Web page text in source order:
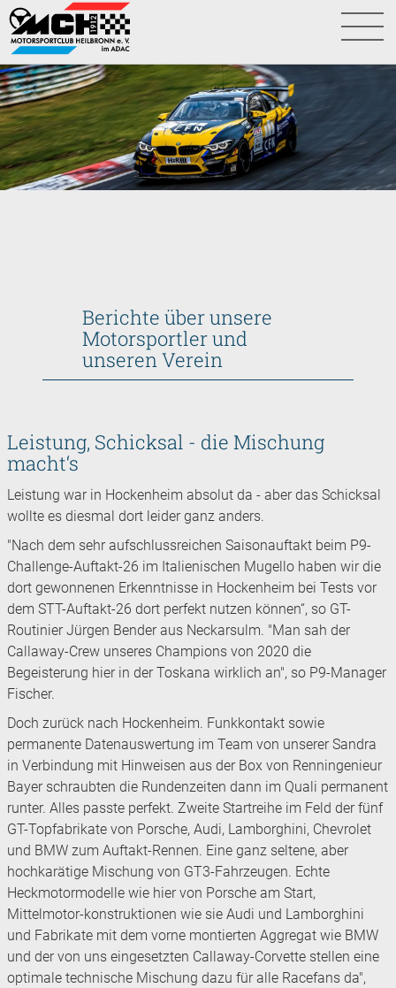
Berichte über unsere
Motorsportler und
unseren Verein
Leistung, Schicksal - die Mischung
macht‘s
Leistung war in Hockenheim absolut da - aber das Schicksal
wollte es diesmal dort leider ganz anders.
"Nach dem sehr aufschlussreichen Saisonauftakt beim P9-
Challenge-Auftakt-26 im Italienischen Mugello haben wir die
dort gewonnenen Erkenntnisse in Hockenheim bei Tests vor
dem STT-Auftakt-26 dort perfekt nutzen können“, so GT-
Routinier Jürgen Bender aus Neckarsulm. "Man sah der
Callaway-Crew unseres Champions von 2020 die
Begeisterung hier in der Toskana wirklich an", so P9-Manager
Fischer.
Doch zurück nach Hockenheim. Funkkontakt sowie
permanente Datenauswertung im Team von unserer Sandra
in Verbindung mit Hinweisen aus der Box von Renningenieur
Bayer schraubten die Rundenzeiten dann im Quali permanent
runter. Alles passte perfekt. Zweite Startreihe im Feld der fünf
GT-Topfabrikate von Porsche, Audi, Lamborghini, Chevrolet
und BMW zum Auftakt-Rennen. Eine ganz seltene, aber
hochkarätige Mischung von GT3-Fahrzeugen. Echte
Heckmotormodelle wie hier von Porsche am Start,
Mittelmotor-konstruktionen wie sie Audi und Lamborghini
und Fabrikate mit dem vorne montierten Aggregat wie BMW
und der von uns eingesetzten Callaway-Corvette stellen eine
optimale technische Mischung dazu für alle Racefans da",